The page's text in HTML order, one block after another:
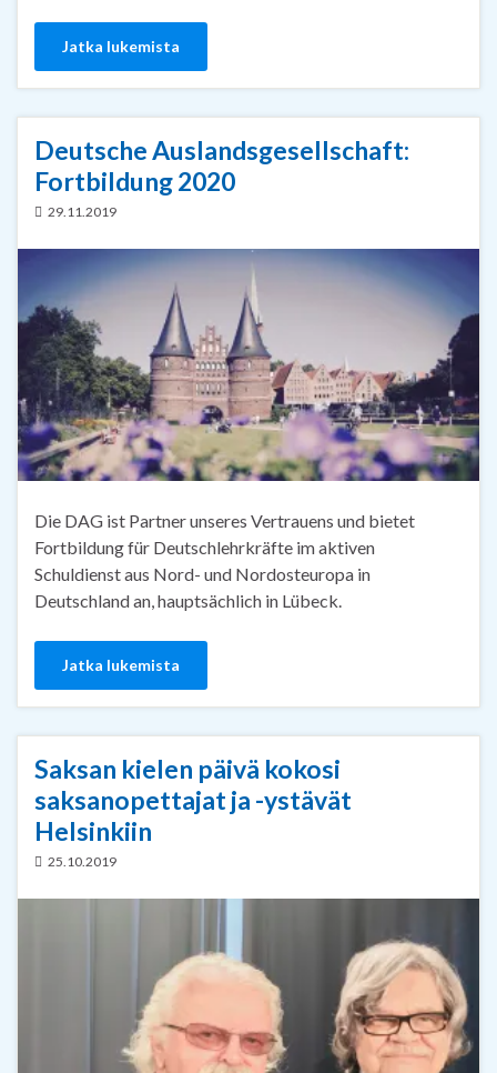
Jatka lukemista
Deutsche Auslandsgesellschaft:
Fortbildung 2020
29.11.2019
Die DAG ist Partner unseres Vertrauens und bietet
Fortbildung für Deutschlehrkräfte im aktiven
Schuldienst aus Nord- und Nordosteuropa in
Deutschland an, hauptsächlich in Lübeck.
Jatka lukemista
Saksan kielen päivä kokosi
saksanopettajat ja -ystävät
Helsinkiin
25.10.2019